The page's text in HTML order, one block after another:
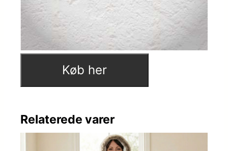
Køb her
Relaterede varer